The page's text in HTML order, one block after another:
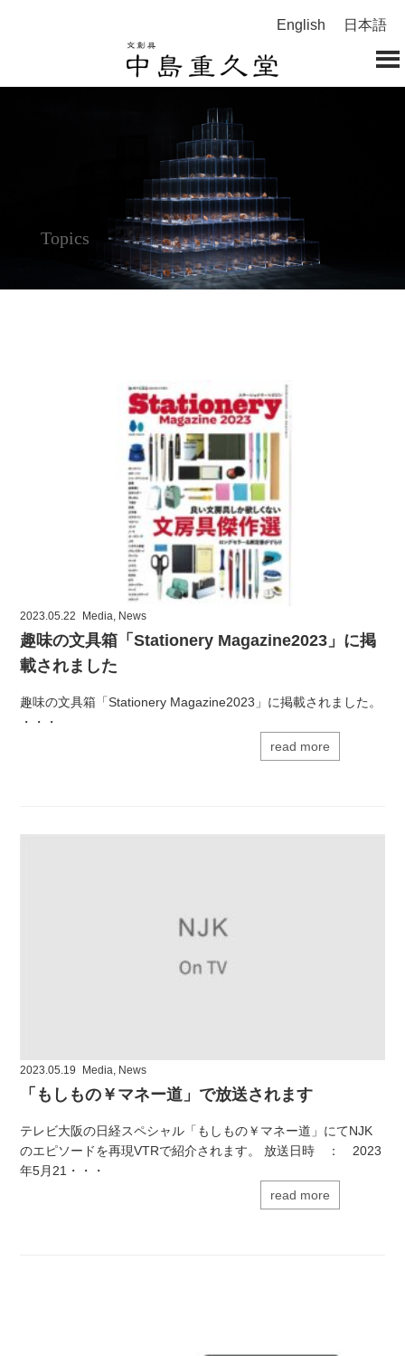
English 日本語
Topics
2023.05.22 Media, News
趣味の文具箱「Stationery Magazine2023」に掲
載されました
趣味の文具箱「Stationery Magazine2023」に掲載されました。
・・・
read more
2023.05.19 Media, News
「もしもの￥マネー道」で放送されます
テレビ大阪の日経スペシャル「もしもの￥マネー道」にてNJK
のエピソードを再現VTRで紹介されます。 放送日時 ： 2023
年5月21・・・
read more